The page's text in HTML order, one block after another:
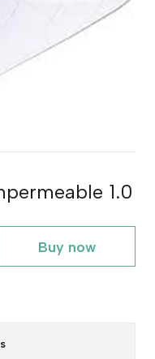
1.0
Buy now